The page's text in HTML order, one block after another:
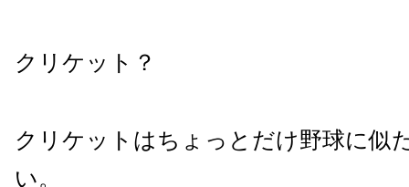
クリケット？
クリケットはちょっとだけ野球に似
い。